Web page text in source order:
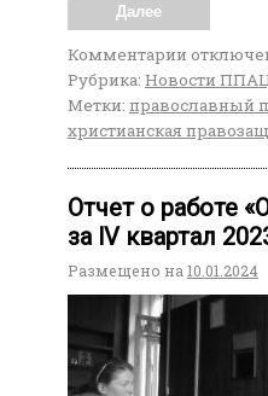
Далее
Комментарии
Рубрика: Новости
Метки: православный
христианская
Отчет о работе
за lV квартал
Размещено на 10.01.2024